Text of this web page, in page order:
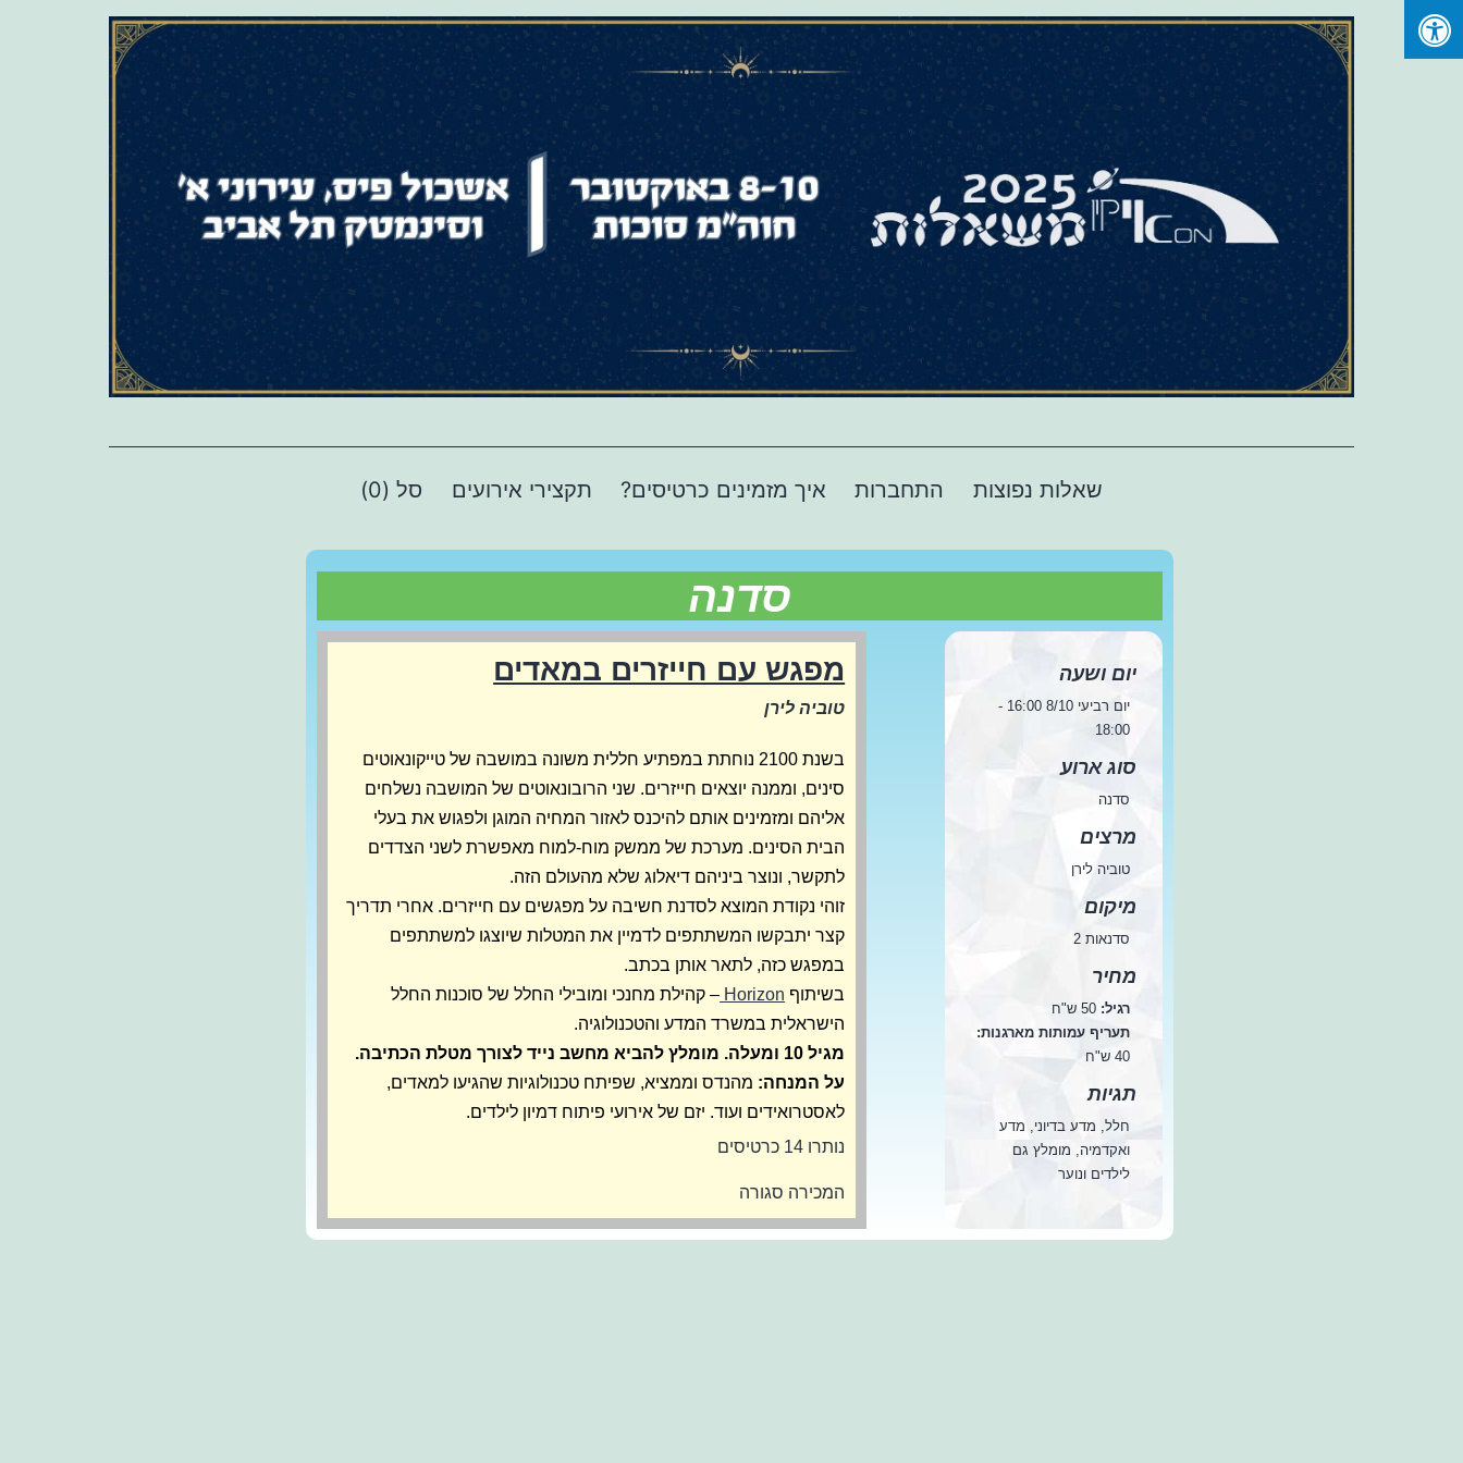
Skip
שאלות נפוצות התחברות איך מזמינים כרטיסים? תקצירי אירועים סל (0)
סדנה
יום ושעה
יום רביעי 8/10 16:00 -
18:00
סוג ארוע
סדנה
מרצים
טוביה לירן
מיקום
סדנאות 2
מחיר
רגיל: 50 ש"ח
תעריף עמותות מארגנות:
40 ש"ח
תגיות
חלל, מדע בדיוני, מדע
ואקדמיה, מומלץ גם
לילדים ונוער
מפגש עם חייזרים במאדים
טוביה לירן
בשנת 2100 נוחתת במפתיע חללית משונה במושבה של טייקונאוטים
סינים, וממנה יוצאים חייזרים. שני הרובונאוטים של המושבה נשלחים
אליהם ומזמינים אותם להיכנס לאזור המחיה המוגן ולפגוש את בעלי
הבית הסינים. מערכת של ממשק מוח-למוח מאפשרת לשני הצדדים
לתקשר, ונוצר ביניהם דיאלוג שלא מהעולם הזה.
זוהי נקודת המוצא לסדנת חשיבה על מפגשים עם חייזרים. אחרי תדריך
קצר יתבקשו המשתתפים לדמיין את המטלות שיוצגו למשתתפים
במפגש כזה, לתאר אותן בכתב.
בשיתוף Horizon – קהילת מחנכי ומובילי החלל של סוכנות החלל
הישראלית במשרד המדע והטכנולוגיה.
מגיל 10 ומעלה. מומלץ להביא מחשב נייד לצורך מטלת הכתיבה.
על המנחה: מהנדס וממציא, שפיתח טכנולוגיות שהגיעו למאדים,
לאסטרואידים ועוד. יזם של אירועי פיתוח דמיון לילדים.
נותרו 14 כרטיסים
המכירה סגורה